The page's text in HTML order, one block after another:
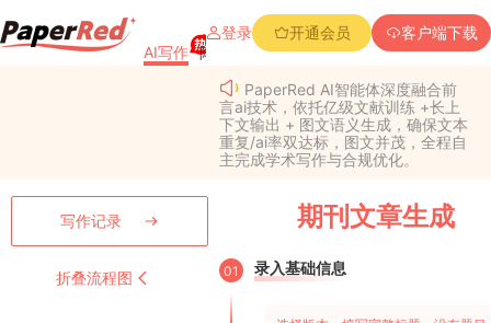
AI写作 降重复率 降Aigc率 免费查重 PPT创作
登录 开通会员 客户端下载
PaperRed AI智能体深度融合前
言ai技术，依托亿级文献训练 +长上
下文输出 + 图文语义生成，确保文本
重复/ai率双达标，图文并茂，全程自
主完成学术写作与合规优化。
写作记录
折叠流程图
期刊文章生成
01 录入基础信息